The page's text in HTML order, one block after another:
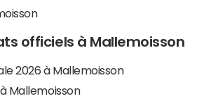
officiels à Mallemoisson
2026 à Mallemoisson
Mallemoisson